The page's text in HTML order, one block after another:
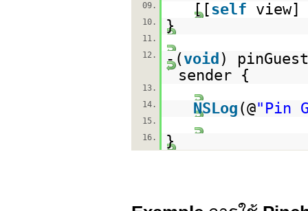
09. [[self view]
10. }
11.
12.
-(void )
sender {
13.
14.
NSLog (@"Pin
15.
16.
}